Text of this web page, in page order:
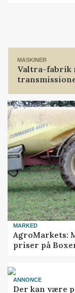
MASKINER
Valtra-fabrik
MARKED
AgroMarkets:
priser på
ANNONCE
Der kan være